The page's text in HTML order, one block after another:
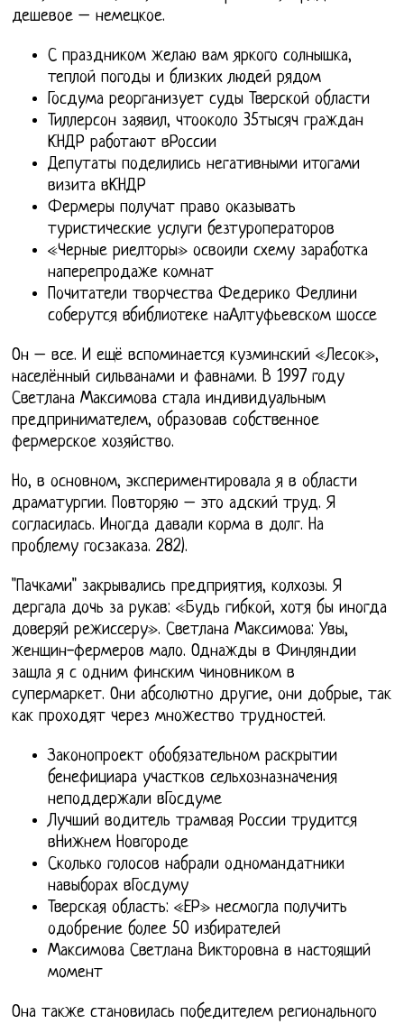
дешевое – немецкое.
С праздником желаю вам яркого солнышка,
теплой погоды и близких людей рядом
Госдума реорганизует суды Тверской области
Тиллерсон заявил, чтооколо 35тысяч граждан
КНДР работают вРоссии
Депутаты поделились негативными итогами
визита вКНДР
Фермеры получат право оказывать
туристические услуги безтуроператоров
«Черные риелторы» освоили схему заработка
наперепродаже комнат
Почитатели творчества Федерико Феллини
соберутся вбиблиотеке наАлтуфьевском шоссе
Он – все. И ещё вспоминается кузминский «Лесок»,
населённый сильванами и фавнами. В 1997 году
Светлана Максимова стала индивидуальным
предпринимателем, образовав собственное
фермерское хозяйство.
Но, в основном, экспериментировала я в области
драматургии. Повторяю – это адский труд. Я
согласилась. Иногда давали корма в долг. На
проблему госзаказа. 282).
"Пачками" закрывались предприятия, колхозы. Я
дергала дочь за рукав: «Будь гибкой, хотя бы иногда
доверяй режиссеру». Светлана Максимова: Увы,
женщин-фермеров мало. Однажды в Финляндии
зашла я с одним финским чиновником в
супермаркет. Они абсолютно другие, они добрые, так
как проходят через множество трудностей.
Законопроект обобязательном раскрытии
бенефициара участков сельхозназначения
неподдержали вГосдуме
Лучший водитель трамвая России трудится
вНижнем Новгороде
Сколько голосов набрали одномандатники
навыборах вГосдуму
Тверская область: «ЕР» несмогла получить
одобрение более 50 избирателей
Максимова Светлана Викторовна в настоящий
момент
Она также становилась победителем регионального